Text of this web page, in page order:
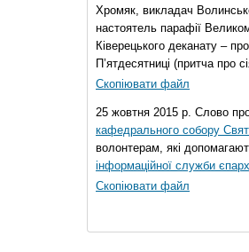
Хромяк, викладач
настоятель парафії
Ківерецького деканату –
П’ятдесятниці (притча про
Скопіювати файл
25 жовтня 2015 р. Слово
кафедрального собору
волонтерам, які
інформаційної служби
Скопіювати файл